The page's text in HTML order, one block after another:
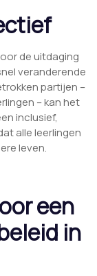
de uitdaging
veranderende
partijen –
– kan het
inclusief,
alle leerlingen
leven.
een
in